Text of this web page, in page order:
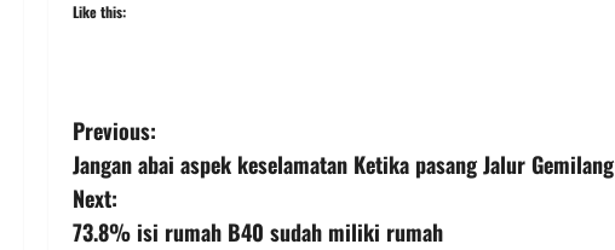
Like this:
Previous:
Jangan abai aspek keselamatan Ketika pasang Jalur Gemilang
Next:
73.8% isi rumah B40 sudah miliki rumah